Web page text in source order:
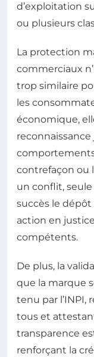
d’exploitation
ou plusieurs
La protection
commerciaux
trop similaire
les
économique,
contrefaçon ou
un conflit,
succès le
action en
compétents.
De plus, la
que la marque
tenu par l’INPI,
tous et
transparence
renforçant la